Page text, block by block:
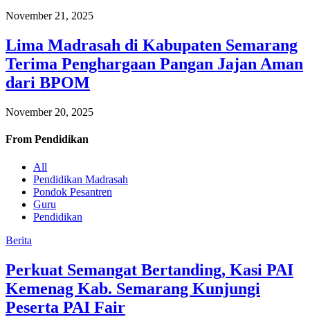
November 21, 2025
Lima Madrasah di Kabupaten Semarang
Terima Penghargaan Pangan Jajan Aman
dari BPOM
November 20, 2025
From Pendidikan
All
Pendidikan Madrasah
Pondok Pesantren
Guru
Pendidikan
Berita
Perkuat Semangat Bertanding, Kasi PAI
Kemenag Kab. Semarang Kunjungi
Peserta PAI Fair